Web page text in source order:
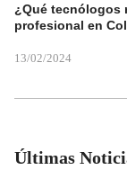
¿Qué tecnólogos
profesional en
13/02/2024
Últimas